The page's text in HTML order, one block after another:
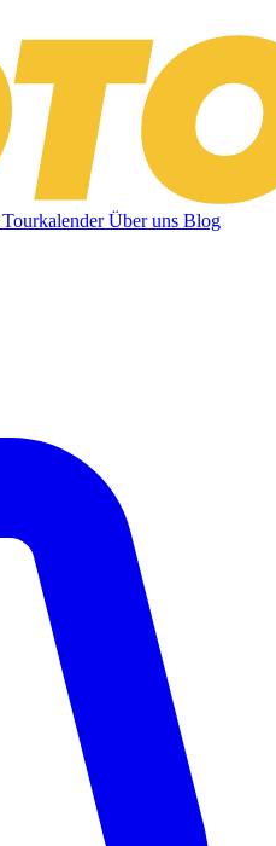
TourkalenderÜber uns Blog